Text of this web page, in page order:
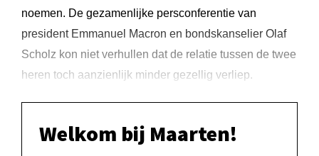
noemen. De gezamenlijke persconferentie van
president Emmanuel Macron en bondskanselier Olaf
Scholz kon niet verhullen dat de relatie tussen de twee
heren toch aanzienlijk minder gezellig verliep.
Welkom bij Maarten!